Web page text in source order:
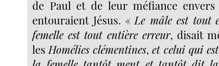
de Paul et de leur méfiance
entouraient Jésus. «Le mâle est tout
femelle est tout entière erreur, disait
lesHomélies clémentines,et celui qui